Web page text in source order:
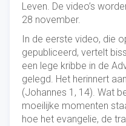
Leven. De video’s
28 november.
In de eerste video, die
gepubliceerd, vertelt
een lege kribbe in de
gelegd. Het herinnert
(Johannes 1, 14). Wat
moeilijke momenten
hoe het evangelie, de